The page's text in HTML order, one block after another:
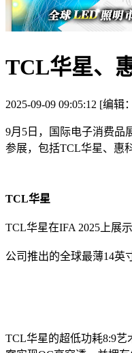
TCL华星、
2025-09-09 09:05:12 [编辑
9月5日，国际电子消费品
参展，包括TCL华星、惠
TCL华星
TCL华星在IFA 2025上展
公司推出的全球最薄14英
TCL华星的超低功耗8:9艺